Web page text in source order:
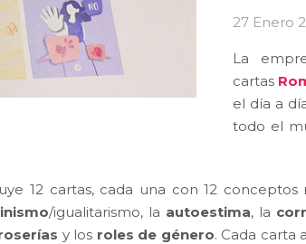
27 Enero
La
cartas
el día a
todo el
12 cartas, cada una con 12
/igualitarismo, la autoestima, la
y los roles de género. Cada carta